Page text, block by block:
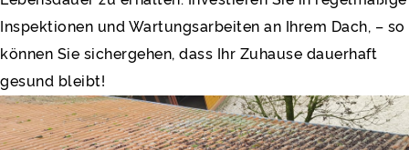
Inspektionen und Wartungsarbeiten an Ihrem Dach, – so
können Sie sichergehen, dass Ihr Zuhause dauerhaft
gesund bleibt!